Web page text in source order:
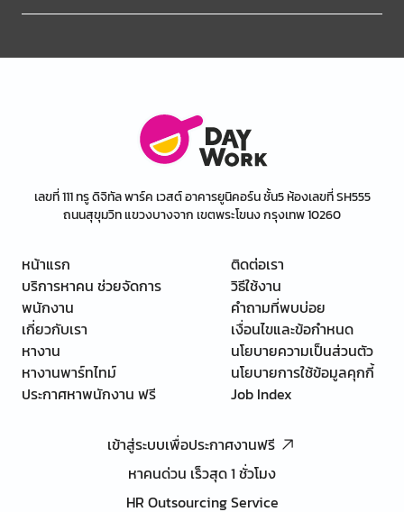
เลขที่ 111 ทรู ดิจิทัล พาร์ค เวสต์ อาคารยูนิคอร์น ชั้น5 ห้องเลขที่ SH555
ถนนสุขุมวิท แขวงบางจาก เขตพระโขนง กรุงเทพ 10260
หน้าแรก
บริการหาคน ช่วยจัดการ
พนักงาน
เกี่ยวกับเรา
หางาน
หางานพาร์ทไทม์
ประกาศหาพนักงาน ฟรี
ติดต่อเรา
วิธีใช้งาน
คำถามที่พบบ่อย
เงื่อนไขและข้อกำหนด
นโยบายความเป็นส่วนตัว
นโยบายการใช้ข้อมูลคุกกี้
Job Index
เข้าสู่ระบบเพื่อประกาศงานฟรี
หาคนด่วน เร็วสุด 1 ชั่วโมง
HR Outsourcing Service